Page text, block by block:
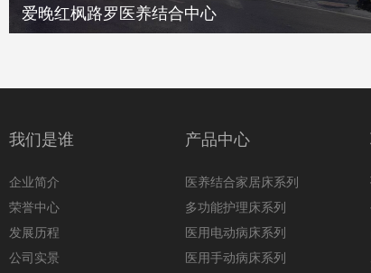
爱晚红枫路罗医养结合中心
我们是谁
企业简介
荣誉中心
发展历程
公司实景
产品中心
医养结合家居床系列
多功能护理床系列
医用电动病床系列
医用手动病床系列